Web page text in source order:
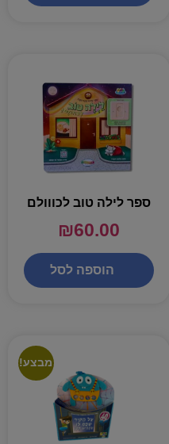
ספר לילה טוב לכווולם
₪60.00
הוספה לסל
מבצע!